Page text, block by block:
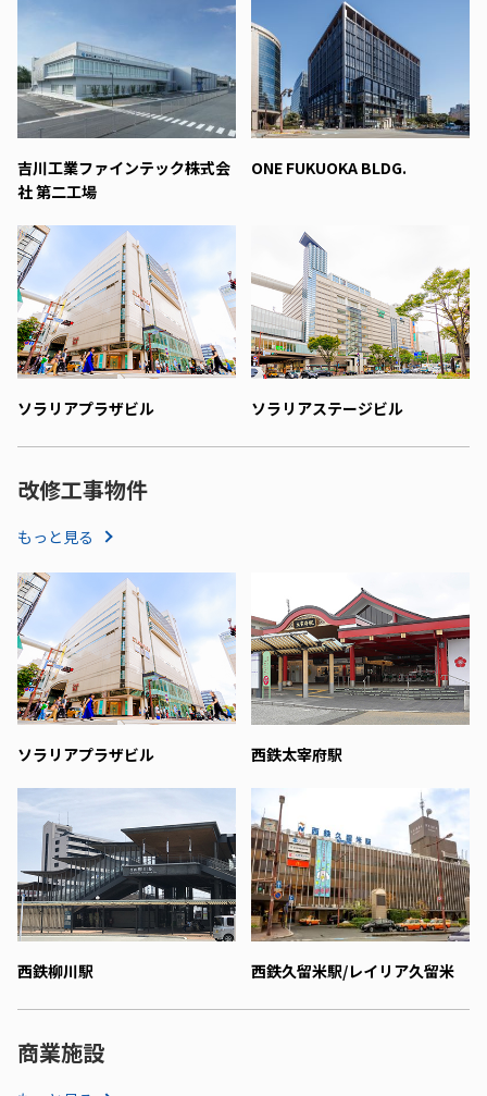
吉川工業ファインテック株式会
社 第二工場
ONE FUKUOKA BLDG.
ソラリアプラザビル ソラリアステージビル
改修工事物件
もっと見る
ソラリアプラザビル 西鉄太宰府駅
西鉄柳川駅 西鉄久留米駅/レイリア久留米
商業施設